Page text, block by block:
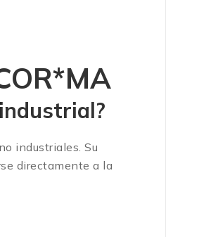
industriales. Su
directamente a la